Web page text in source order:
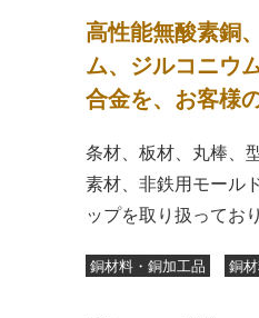
⾼性能無酸素銅
ム、ジルコニウ
合金を、お客様
条材、板材、丸棒、
素材、⾮鉄⽤モール
ップを取り扱ってお
銅材料・銅加工品 銅